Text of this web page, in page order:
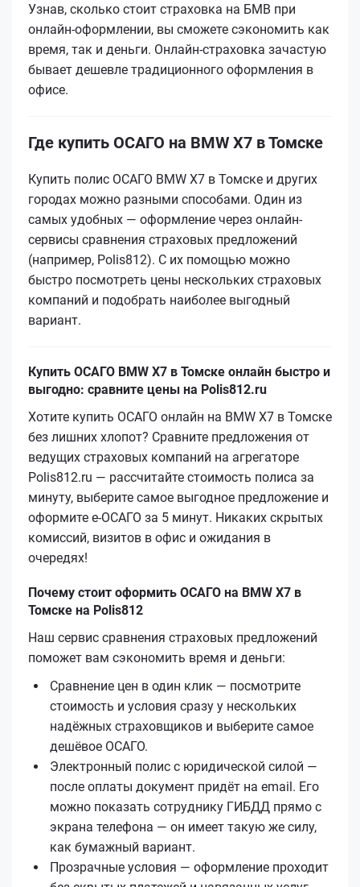
Узнав, сколько стоит страховка на БМВ при
онлайн-оформлении, вы сможете сэкономить как
время, так и деньги. Онлайн-страховка зачастую
бывает дешевле традиционного оформления в
офисе.
Где купить ОСАГО на BMW X7 в Томске
Купить полис ОСАГО BMW X7 в Томске и других
городах можно разными способами. Один из
самых удобных — оформление через онлайн-
сервисы сравнения страховых предложений
(например, Polis812). С их помощью можно
быстро посмотреть цены нескольких страховых
компаний и подобрать наиболее выгодный
вариант.
Купить ОСАГО BMW X7 в Томске онлайн быстро и
выгодно: сравните цены на Polis812.ru
Хотите купить ОСАГО онлайн на BMW X7 в Томске
без лишних хлопот? Сравните предложения от
ведущих страховых компаний на агрегаторе
Polis812.ru — рассчитайте стоимость полиса за
минуту, выберите самое выгодное предложение и
оформите е‑ОСАГО за 5 минут. Никаких скрытых
комиссий, визитов в офис и ожидания в
очередях!
Почему стоит оформить ОСАГО на BMW X7 в
Томске на Polis812
Наш сервис сравнения страховых предложений
поможет вам сэкономить время и деньги:
Сравнение цен в один клик — посмотрите
стоимость и условия сразу у нескольких
надёжных страховщиков и выберите самое
дешёвое ОСАГО.
Электронный полис с юридической силой —
после оплаты документ придёт на email. Его
можно показать сотруднику ГИБДД прямо с
экрана телефона — он имеет такую же силу,
как бумажный вариант.
Прозрачные условия — оформление проходит